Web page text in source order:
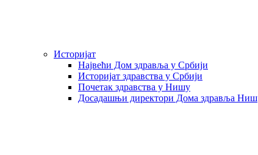
Историјат
Највећи Дом здравља у Србији
Историјат здравства у Србији
Почетак здравства у Нишу
Досадашњи директори Дома здравља Ниш